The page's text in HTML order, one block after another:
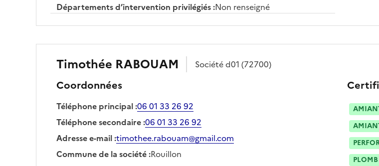
Départements d’intervention privilégiés:Non renseigné
Timothée RABOUAM Sociétéd01 (72700)
Coordonnées
Téléphone principal:06 01 33 26 92
Téléphone secondaire:06 01 33 26 92
Adresse e-mail:timothee.rabouam@gmail.com
Commune de la société:Rouillon
PLOMB